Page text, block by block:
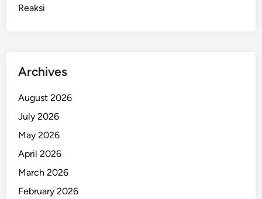
Reaksi
Archives
August 2026
July 2026
May 2026
April 2026
March 2026
February 2026